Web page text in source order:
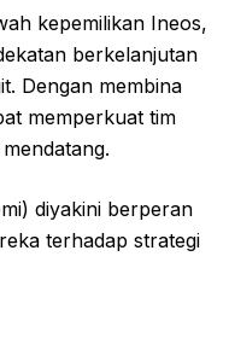
kepemilikan Ineos,
berkelanjutan
Dengan membina
memperkuat tim
diyakini berperan
terhadap strategi